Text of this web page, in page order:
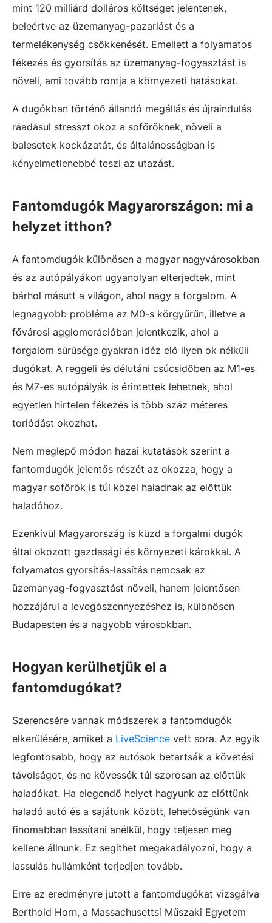
mint 120 milliárd dolláros költséget jelentenek,
beleértve az üzemanyag-pazarlást és a
termelékenység csökkenését. Emellett a folyamatos
fékezés és gyorsítás az üzemanyag-fogyasztást is
növeli, ami tovább rontja a környezeti hatásokat.
A dugókban történő állandó megállás és újraindulás
ráadásul stresszt okoz a sofőröknek, növeli a
balesetek kockázatát, és általánosságban is
kényelmetlenebbé teszi az utazást.
Fantomdugók Magyarországon: mi a
helyzet itthon?
A fantomdugók különösen a magyar nagyvárosokban
és az autópályákon ugyanolyan elterjedtek, mint
bárhol másutt a világon, ahol nagy a forgalom. A
legnagyobb probléma az M0-s körgyűrűn, illetve a
fővárosi agglomerációban jelentkezik, ahol a
forgalom sűrűsége gyakran idéz elő ilyen ok nélküli
dugókat. A reggeli és délutáni csúcsidőben az M1-es
és M7-es autópályák is érintettek lehetnek, ahol
egyetlen hirtelen fékezés is több száz méteres
torlódást okozhat.
Nem meglepő módon hazai kutatások szerint a
fantomdugók jelentős részét az okozza, hogy a
magyar sofőrök is túl közel haladnak az előttük
haladóhoz.
Ezenkívül Magyarország is küzd a forgalmi dugók
által okozott gazdasági és környezeti károkkal. A
folyamatos gyorsítás-lassítás nemcsak az
üzemanyag-fogyasztást növeli, hanem jelentősen
hozzájárul a levegőszennyezéshez is, különösen
Budapesten és a nagyobb városokban.
Hogyan kerülhetjük el a
fantomdugókat?
Szerencsére vannak módszerek a fantomdugók
elkerülésére, amiket a LiveScience vett sora. Az egyik
legfontosabb, hogy az autósok betartsák a követési
távolságot, és ne kövessék túl szorosan az előttük
haladókat. Ha elegendő helyet hagyunk az előttünk
haladó autó és a sajátunk között, lehetőségünk van
finomabban lassítani anélkül, hogy teljesen meg
kellene állnunk. Ez segíthet megakadályozni, hogy a
lassulás hullámként terjedjen tovább.
Erre az eredményre jutott a fantomdugókat vizsgálva
Berthold Horn, a Massachusettsi Műszaki Egyetem